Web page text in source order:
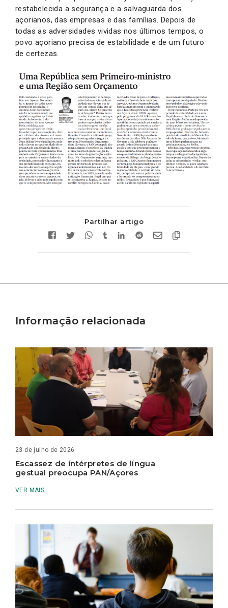
restabelecida a segurança e a salvaguarda dos
açorianos, das empresas e das famílias. Depois de
todas as adversidades vividas nos últimos tempos, o
povo açoriano precisa de estabilidade e de um futuro
de certezas.
Partilhar artigo
Informação relacionada
23 de julho de 2026
Escassez de intérpretes de língua
gestual preocupa PAN/Açores
VER MAIS